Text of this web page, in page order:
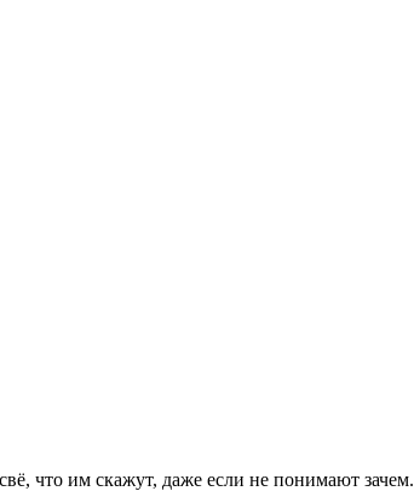
что им скажут, даже если не понимают зачем.